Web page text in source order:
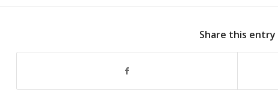
Share this entry